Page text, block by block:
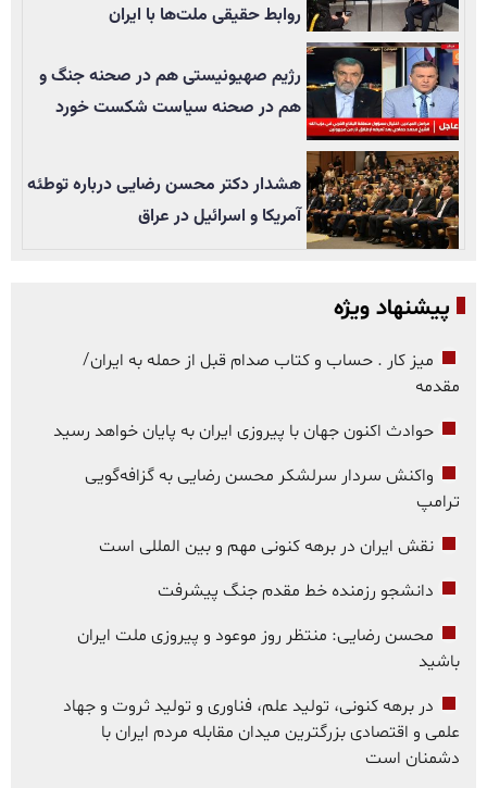
روابط حقیقی ملت‌ها با ایران
رژیم صهیونیستی هم در صحنه جنگ و
هم در صحنه سیاست شکست خورد
هشدار دکتر محسن رضایی درباره توطئه
آمریکا و اسرائیل در عراق
پیشنهاد ویژه
میز کار . حساب و کتاب صدام قبل از حمله به ایران/
مقدمه
حوادث اکنون جهان با پیروزی ایران به پایان خواهد رسید
واکنش سردار سرلشکر محسن رضایی به گزافه‌گویی
ترامپ
نقش ایران در برهه کنونی مهم و بین المللی است
دانشجو رزمنده خط مقدم جنگ پیشرفت
محسن رضایی: منتظر روز موعود و پیروزی ملت ایران
باشید
در برهه کنونی، تولید علم، فناوری و تولید ثروت و جهاد
علمی و اقتصادی بزرگترین میدان مقابله مردم ایران با
دشمنان است